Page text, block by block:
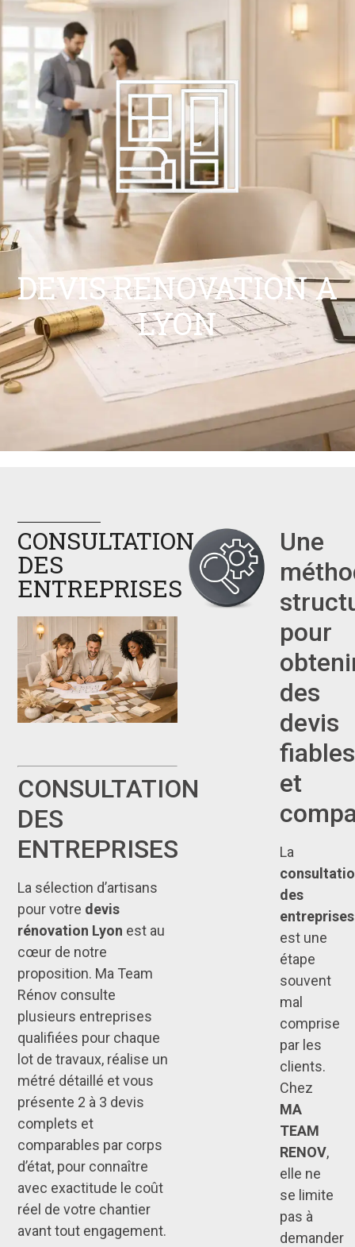
DEVIS RENOVATION A
LYON
CONSULTATION
DES
ENTREPRISES
CONSULTATION
DES
ENTREPRISES
La sélection d’artisans
pour votre devis
rénovation Lyon est au
cœur de notre
proposition. Ma Team
Rénov consulte
plusieurs entreprises
qualifiées pour chaque
lot de travaux, réalise un
métré détaillé et vous
présente 2 à 3 devis
complets et
comparables par corps
d’état, pour connaître
avec exactitude le coût
réel de votre chantier
avant tout engagement.
Une
pour
des
devis
fiables
et
La
des
entreprises
est une
étape
souvent
mal
comprise
par les
clients.
Chez
MA
TEAM
RENOV,
elle ne
se limite
pas à
demander